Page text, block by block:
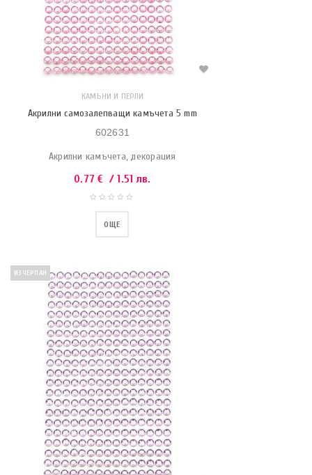
КАМЪНИ И ПЕРЛИ
Акрилни самозалепващи камъчета 5 mm
602631
Акрилни камъчета, декорация
0.77€ / 1.51 лв.
ОЩЕ
ИЗЧЕРПАН